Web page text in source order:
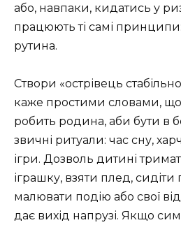
або, навпаки, кидатись у
працюють ті самі
рутина.
Створи «острівець
каже простими словами, що
робить родина, аби бути в
звичні ритуали: час сну,
ігри. Дозволь дитині
іграшку, взяти плед,
малювати подію або свої
дає вихід напрузі. Якщо